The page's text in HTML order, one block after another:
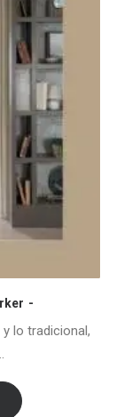
lo tradicional,